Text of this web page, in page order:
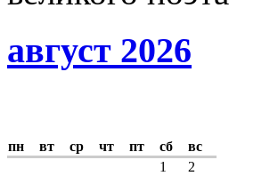
август 2026
пн вт ср чт пт сб
вс
1
2